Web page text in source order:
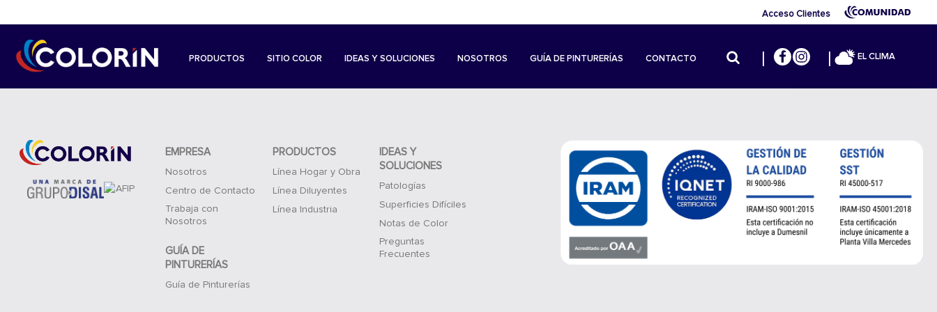
Acceso Clientes
PRODUCTOS SITIO COLOR IDEAS Y SOLUCIONES NOSOTROS GUÍA DE PINTURERÍAS CONTACTO EL CLIMA
EMPRESA
Nosotros
Centro de Contacto
Trabaja con
Nosotros
GUÍA DE
PINTURERÍAS
Guía de Pinturerías
PRODUCTOS
Línea Hogar y Obra
Línea Diluyentes
Línea Industria
IDEAS Y
SOLUCIONES
Patologías
Superficies Difíciles
Notas de Color
Preguntas
Frecuentes